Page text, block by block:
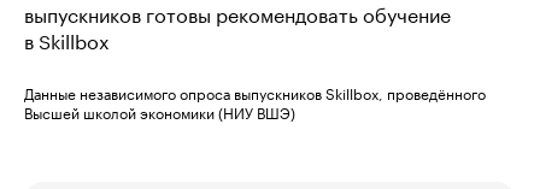
выпускников готовы рекомендовать обучение
в Skillbox
Данные независимого опроса выпускников Skillbox, проведённого
Высшей школой экономики (НИУ ВШЭ)